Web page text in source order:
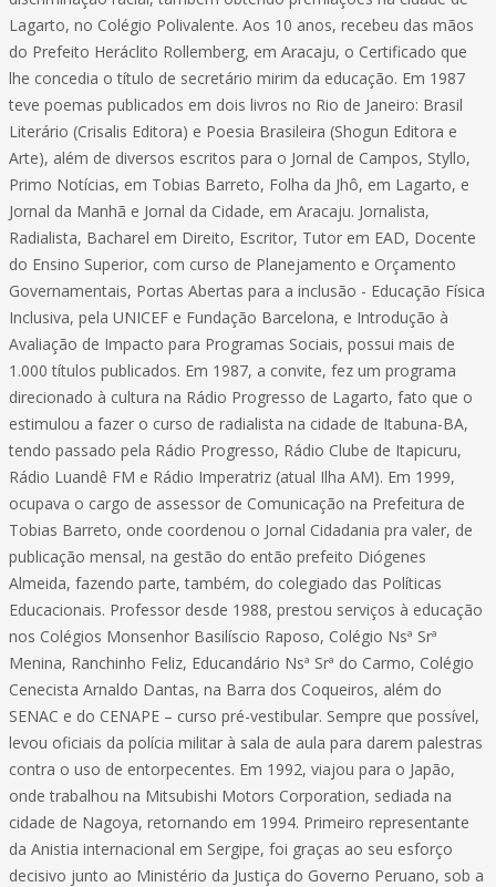
Lagarto, no Colégio Polivalente. Aos 10 anos, recebeu das mãos
do Prefeito Heráclito Rollemberg, em Aracaju, o Certificado que
lhe concedia o título de secretário mirim da educação. Em 1987
teve poemas publicados em dois livros no Rio de Janeiro: Brasil
Literário (Crisalis Editora) e Poesia Brasileira (Shogun Editora e
Arte), além de diversos escritos para o Jornal de Campos, Styllo,
Primo Notícias, em Tobias Barreto, Folha da Jhô, em Lagarto, e
Jornal da Manhã e Jornal da Cidade, em Aracaju. Jornalista,
Radialista, Bacharel em Direito, Escritor, Tutor em EAD, Docente
do Ensino Superior, com curso de Planejamento e Orçamento
Governamentais, Portas Abertas para a inclusão - Educação Física
Inclusiva, pela UNICEF e Fundação Barcelona, e Introdução à
Avaliação de Impacto para Programas Sociais, possui mais de
1.000 títulos publicados. Em 1987, a convite, fez um programa
direcionado à cultura na Rádio Progresso de Lagarto, fato que o
estimulou a fazer o curso de radialista na cidade de Itabuna-BA,
tendo passado pela Rádio Progresso, Rádio Clube de Itapicuru,
Rádio Luandê FM e Rádio Imperatriz (atual Ilha AM). Em 1999,
ocupava o cargo de assessor de Comunicação na Prefeitura de
Tobias Barreto, onde coordenou o Jornal Cidadania pra valer, de
publicação mensal, na gestão do então prefeito Diógenes
Almeida, fazendo parte, também, do colegiado das Políticas
Educacionais. Professor desde 1988, prestou serviços à educação
nos Colégios Monsenhor Basilíscio Raposo, Colégio Nsª Srª
Menina, Ranchinho Feliz, Educandário Nsª Srª do Carmo, Colégio
Cenecista Arnaldo Dantas, na Barra dos Coqueiros, além do
SENAC e do CENAPE – curso pré-vestibular. Sempre que possível,
levou oficiais da polícia militar à sala de aula para darem palestras
contra o uso de entorpecentes. Em 1992, viajou para o Japão,
onde trabalhou na Mitsubishi Motors Corporation, sediada na
cidade de Nagoya, retornando em 1994. Primeiro representante
da Anistia internacional em Sergipe, foi graças ao seu esforço
decisivo junto ao Ministério da Justiça do Governo Peruano, sob a